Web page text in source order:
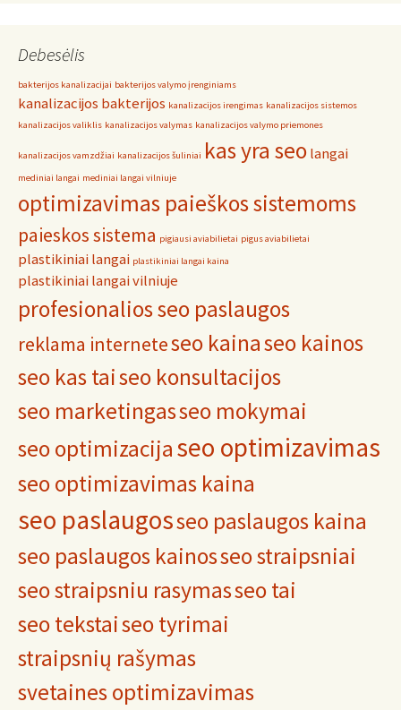
Debesėlis
bakterijos kanalizacijai bakterijos valymo įrenginiams
kanalizacijos bakterijos kanalizacijos irengimas kanalizacijos sistemos
kanalizacijos valiklis kanalizacijos valymas kanalizacijos valymo priemones
kanalizacijos vamzdžiai kanalizacijos šuliniai kas yra seolangai
mediniai langai mediniai langai vilniuje
optimizavimas paieškos sistemoms
paieskos sistema pigiausi aviabilietai pigus aviabilietai
plastikiniai langai plastikiniai langai kaina
plastikiniai langai vilniuje
profesionalios seo paslaugos
reklama interneteseo kainaseo kainos
seo kas taiseo konsultacijos
seo marketingasseo mokymai
seo optimizacijaseo optimizavimas
seo optimizavimas kaina
seo paslaugosseo paslaugos kaina
seo paslaugos kainosseo straipsniai
seo straipsniu rasymasseo tai
seo tekstaiseo tyrimai
straipsnių rašymas
svetaines optimizavimas